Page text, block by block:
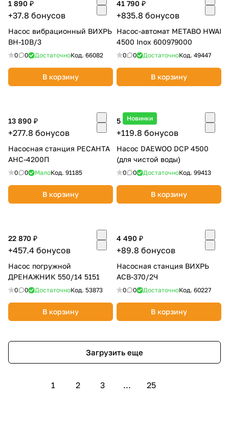
1 890 ₽
+37.8 бонусов
Насос вибрационный ВИХРЬ
ВН-10В/3
0 0 ДостаточноКод. 66082
В корзину
41 790 ₽
+835.8 бонусов
Насос-автомат METABO HWAI
4500 Inox 600979000
0 0 ДостаточноКод. 49447
В корзину
13 890 ₽
+277.8 бонусов
Насосная станция РЕСАНТА
АНС-4200П
0 0 МалоКод. 91185
В корзину
Новинки
5 990 ₽
+119.8 бонусов
Насос DAEWOO DCP 4500
(для чистой воды)
0 0 ДостаточноКод. 99413
В корзину
22 870 ₽
+457.4 бонусов
Насос погружной
ДРЕНАЖНИК 550/14 5151
0 0 ДостаточноКод. 53873
В корзину
4 490 ₽
+89.8 бонусов
Насосная станция ВИХРЬ
АСВ-370/2Ч
0 0 ДостаточноКод. 60227
В корзину
Загрузить еще
1 2 3 ... 25